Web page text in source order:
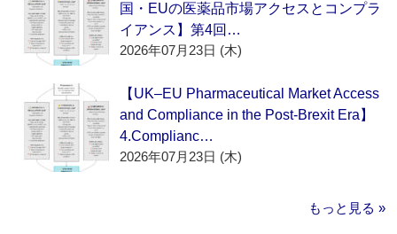
国・EUの医薬品市場アクセスとコンプラ
イアンス】第4回…
2026年07月23日 (木)
【UK–EU Pharmaceutical Market Access
and Compliance in the Post-Brexit Era】
4.Complianc…
2026年07月23日 (木)
もっと見る »